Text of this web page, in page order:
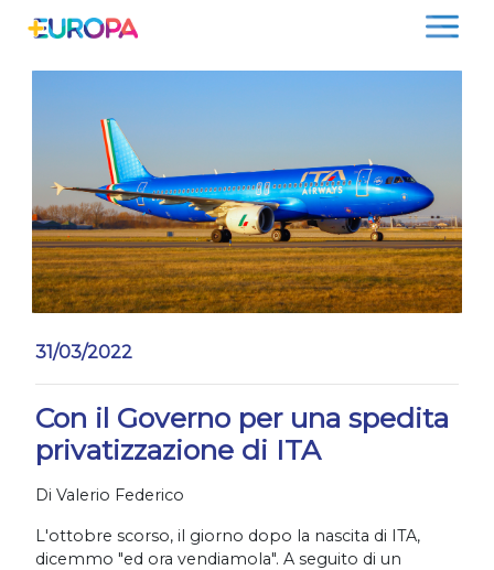
31/03/2022
Con il Governo per una spedita
privatizzazione di ITA
Di Valerio Federico
L'ottobre scorso, il giorno dopo la nascita di ITA,
dicemmo "ed ora vendiamola". A seguito di un